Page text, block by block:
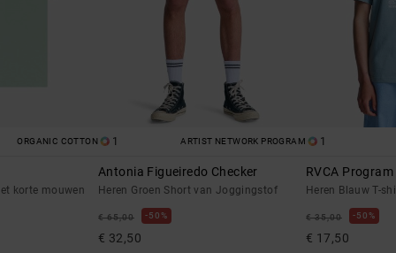
ORGANIC COTTON
korte mouwen
1 ARTIST NETWORK PROGRAM
Antonia Figueiredo Checker
Heren Groen Short van Joggingstof
€ 65,00 50%
€ 32,50
1
RVCA Program
Heren Blauw T-
€ 35,00 50%
€ 17,50